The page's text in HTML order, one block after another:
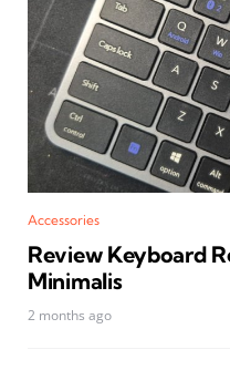
Accessories
Review Keyboard
Minimalis
2 months ago